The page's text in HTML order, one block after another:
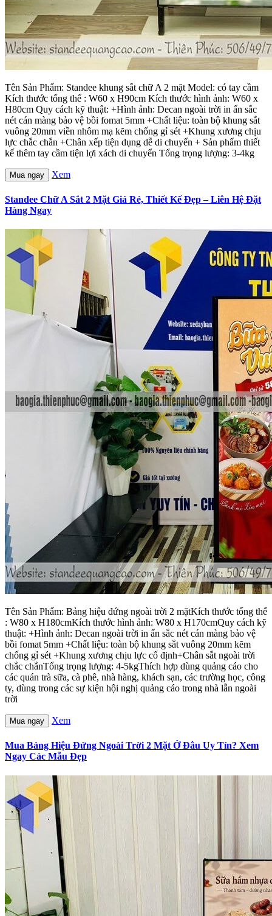
Tên Sản Phẩm: Standee khung sắt chữ A 2 mặt Model: có tay cầm
Kích thước tổng thể : W60 x H90cm Kích thước hình ảnh: W60 x
H80cm Quy cách kỹ thuật: +Hình ảnh: Decan ngoài trời in ấn sắc
nét cán màng bảo vệ bồi fomat 5mm +Chất liệu: toàn bộ khung sắt
vuông 20mm viền nhôm mạ kẽm chống gỉ sét +Khung xương chịu
lực chắc chắn +Chân xếp tiện dụng dễ di chuyển + Sản phẩm thiết
kế thêm tay cầm tiện lợi xách di chuyển Tổng trọng lượng: 3-4kg
Mua ngay Xem
Standee Chữ A Sắt 2 Mặt Giá Rẻ, Thiết Kế Đẹp – Liên Hệ Đặt
Hàng Ngay
Tên Sản Phẩm: Bảng hiệu đứng ngoài trời 2 mặtKích thước tổng thể
: W80 x H180cmKích thước hình ảnh: W80 x H170cmQuy cách kỹ
thuật: +Hình ảnh: Decan ngoài trời in ấn sắc nét cán màng bảo vệ
bồi fomat 5mm +Chất liệu: toàn bộ khung sắt vuông 20mm kẽm
chống gỉ sét +Khung xương chịu lực cố định+Chân sắt ngoài trời
chắc chắnTổng trọng lượng: 4-5kgThích hợp dùng quảng cáo cho
các quán trà sữa, cà phê, nhà hàng, khách sạn, các trường học, công
ty, dùng trong các sự kiện hội nghị quảng cáo trong nhà lẫn ngoài
trời
Mua ngay Xem
Mua Bảng Hiệu Đứng Ngoài Trời 2 Mặt Ở Đâu Uy Tín? Xem
Ngay Các Mẫu Đẹp